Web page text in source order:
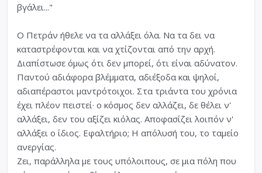
βγάλει..."
Ο Πετράν ήθελε να τα αλλάξει όλα. Να τα δει να
καταστρέφονται και να χτίζονται από την αρχή.
Διαπίστωσε όμως ότι δεν μπορεί, ότι είναι αδύνατον.
Παντού αδιάφορα βλέμματα, αδιέξοδα και ψηλοί,
αδιαπέραστοι μαντρότοιχοι. Στα τριάντα του χρόνια
έχει πλέον πειστεί· ο κόσμος δεν αλλάζει, δε θέλει ν'
αλλάξει, δεν του αξίζει κιόλας. Αποφασίζει λοιπόν ν'
αλλάξει ο ίδιος. Εφαλτήριο; Η απόλυσή του, το ταμείο
ανεργίας.
Ζει, παράλληλα με τους υπόλοιπους, σε μια πόλη που